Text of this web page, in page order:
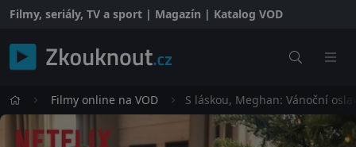
Filmy, seriály, TV a sport | Magazín | Katalog VOD
Filmy online na VOD S láskou, Meghan: Vánoční